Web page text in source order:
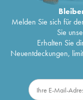
Melden Sie sich für
Sie
Erhalten Sie
Neuentdeckungen,